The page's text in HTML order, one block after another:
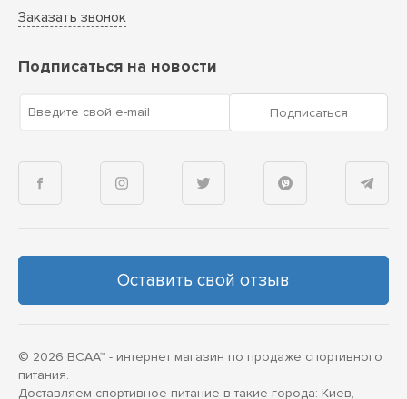
Заказать звонок
Подписаться на новости
Введите свой e-mail Подписаться
Оставить свой отзыв
© 2026 BCAA™ - интернет магазин по продаже спортивного
питания.
Доставляем спортивное питание в такие города: Киев,